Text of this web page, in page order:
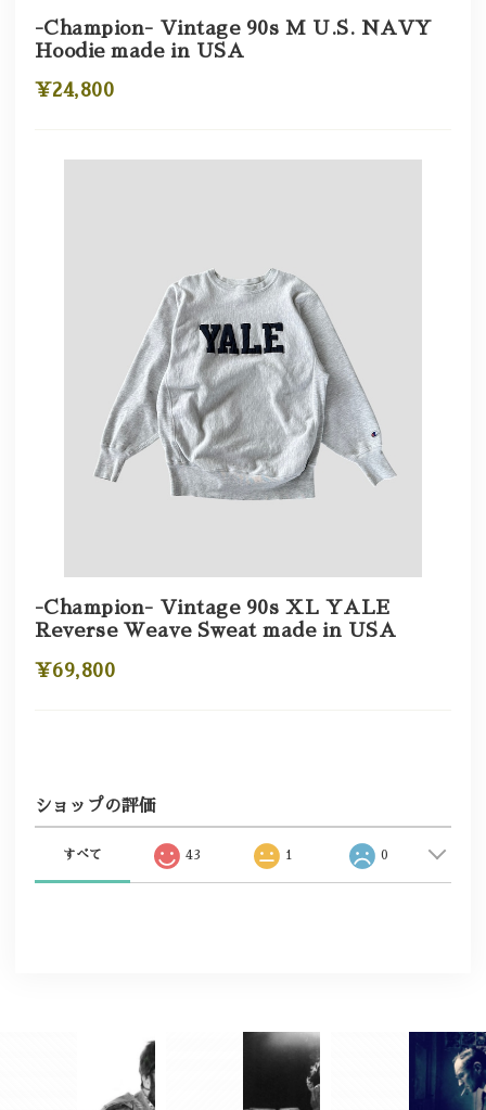
-Champion- Vintage 90s M U.S. NAVY
Hoodie made in USA
¥24,800
-Champion- Vintage 90s XL YALE
Reverse Weave Sweat made in USA
¥69,800
ショップの評価
すべて 43 1 0